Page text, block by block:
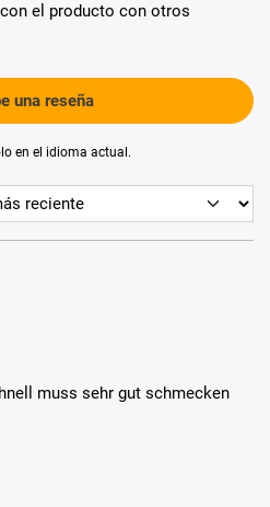
el producto con otros
una reseña
en el idioma actual.
5 estrellas
muss sehr gut schmecken